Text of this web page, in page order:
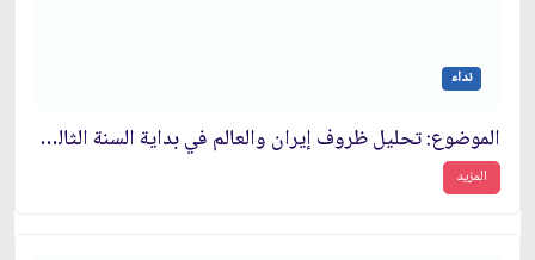
نداء
الموضوع: تحليل ظروف إيران والعالم في بداية السنة الثالثة من انتصار الثورة الإسلامية
المزيد